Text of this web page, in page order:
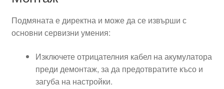
Подмяната е директна и може да се извърши с
основни сервизни умения:
Изключете отрицателния кабел на акумулатора
преди демонтаж, за да предотвратите късо и
загуба на настройки.